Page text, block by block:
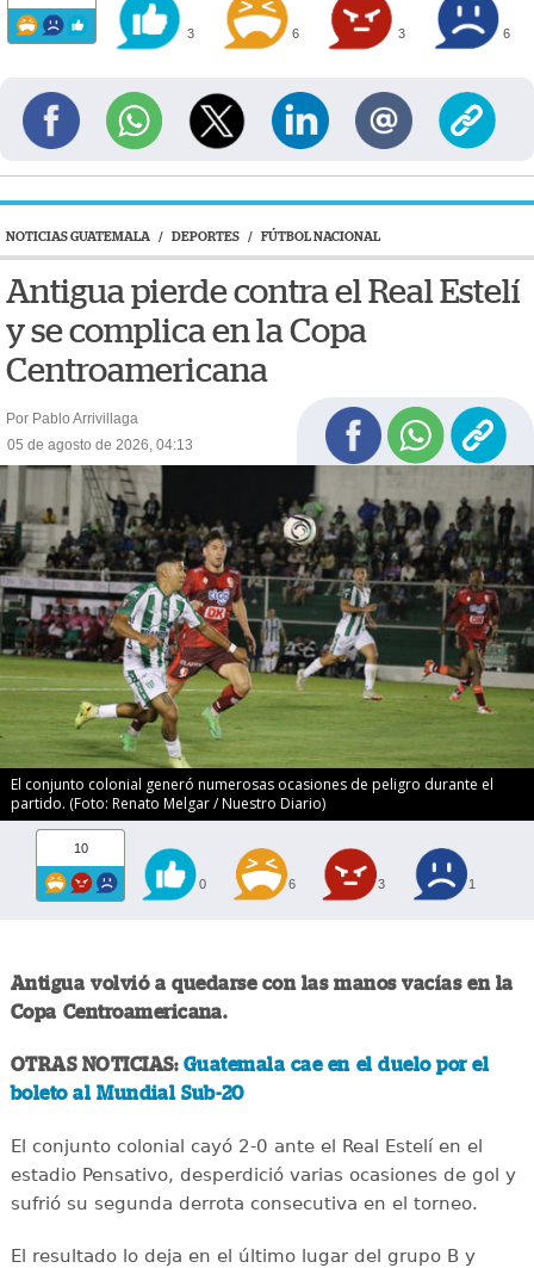
3 6 3 6
NOTICIAS GUATEMALA / DEPORTES / FÚTBOL NACIONAL
Antigua pierde contra el Real Estelí
y se complica en la Copa
Centroamericana
Por Pablo Arrivillaga
05 de agosto de 2026, 04:13
El conjunto colonial generó numerosas ocasiones de peligro durante el
partido. (Foto: Renato Melgar / Nuestro Diario)
10
0 6 3 1
Antigua volvió a quedarse con las manos vacías en la
Copa Centroamericana.
OTRAS NOTICIAS: Guatemala cae en el duelo por el
boleto al Mundial Sub-20
El conjunto colonial cayó 2-0 ante el Real Estelí en el
estadio Pensativo, desperdició varias ocasiones de gol y
sufrió su segunda derrota consecutiva en el torneo.
El resultado lo deja en el último lugar del grupo B y